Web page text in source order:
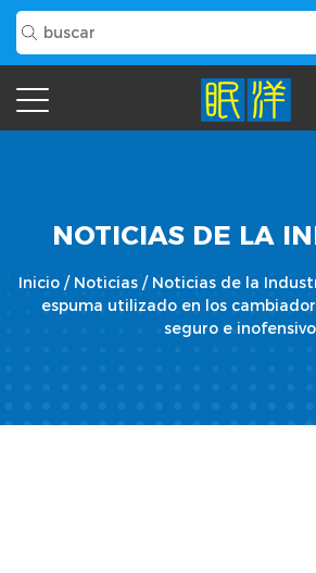
NOTICIAS DE LA
Inicio / Noticias / Noticias de la
espuma utilizado en los
seguro e